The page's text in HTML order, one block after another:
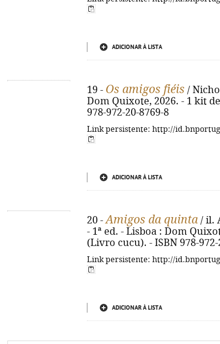
ADICIONAR À LISTA
19 - Os amigos fiéis /
Dom Quixote, 2026. - 1 kit
978-972-20-8769-8
Link persistente: http://
ADICIONAR À LISTA
20 -Amigos da quinta / il.
- 1ª ed. - Lisboa : Dom
(Livro cucu). - ISBN 978-972-
Link persistente: http://
ADICIONAR À LISTA